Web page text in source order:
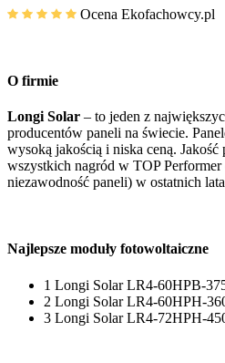
Ocena Ekofachowcy.pl
O firmie
Longi Solar – to jeden z
producentów paneli na świecie.
wysoką jakością i niska ceną.
wszystkich nagród w TOP Performer
niezawodność paneli) w ostatnich
Najlepsze moduły fotowoltaiczne
1 Longi Solar LR4-60HPB-
2 Longi Solar LR4-60HPH-
3 Longi Solar LR4-72HPH-